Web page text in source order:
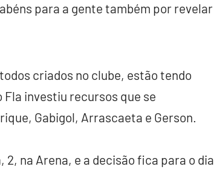
para a gente também por revelar
criados no clube, estão tendo
investiu recursos que se
Gabigol, Arrascaeta e Gerson.
na Arena, e a decisão fica para o dia